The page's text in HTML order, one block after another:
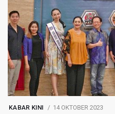
KABAR KINI 14 OKTOBER 2023